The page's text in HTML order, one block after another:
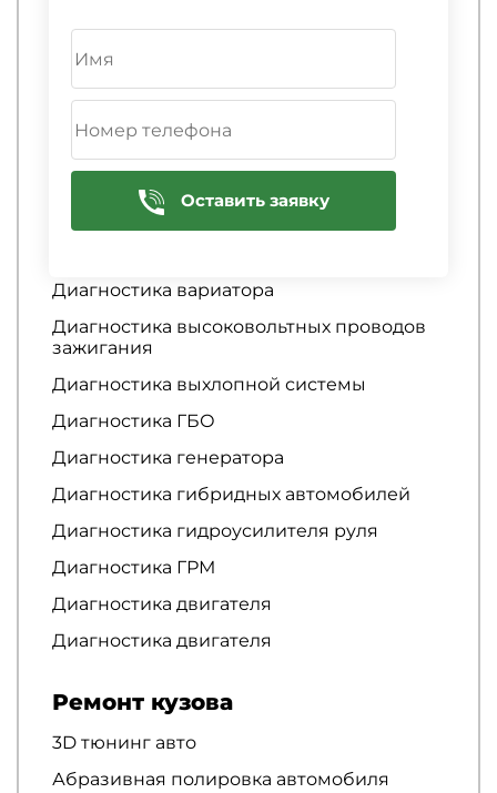
Диагностика автосигнализации
Диагностика аккумулятора
Диагностика АКПП
Диагностика амортизаторов
Диагностика аудиосистемы
Диагностика батареи
Диагностика вариатора
Диагностика высоковольтных проводов
зажигания
Диагностика выхлопной системы
Диагностика ГБО
Диагностика генератора
Диагностика гибридных автомобилей
Диагностика гидроусилителя руля
Диагностика ГРМ
Диагностика двигателя
Диагностика двигателя
Ремонт кузова
3D тюнинг авто
Абразивная полировка автомобиля
Оставить заявку